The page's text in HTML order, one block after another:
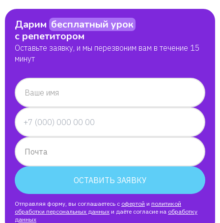
Серафим
Лиза
Дарим бесплатный урок
с репетитором
Оставьте заявку, и мы перезвоним вам в течение 15
минут
Ваше имя
Почта
ОСТАВИТЬ ЗАЯВКУ
Отправляя форму, вы соглашаетесь с офертой и политикой
обработки персональных данных и даёте согласие на обработку
данных